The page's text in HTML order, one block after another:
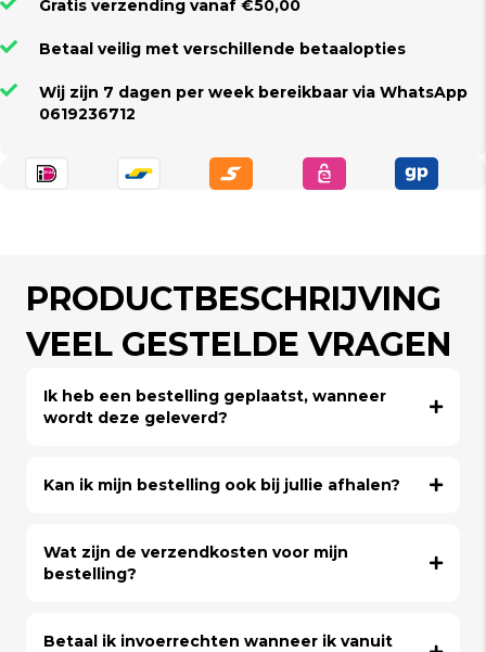
Gratis verzending vanaf €50,00
Betaal veilig met verschillende betaalopties
Wij zijn 7 dagen per week bereikbaar via WhatsApp
0619236712
PRODUCTBESCHRIJVING
VEEL GESTELDE VRAGEN
Ik heb een bestelling geplaatst, wanneer
wordt deze geleverd?
Kan ik mijn bestelling ook bij jullie afhalen?
Wat zijn de verzendkosten voor mijn
bestelling?
Betaal ik invoerrechten wanneer ik vanuit